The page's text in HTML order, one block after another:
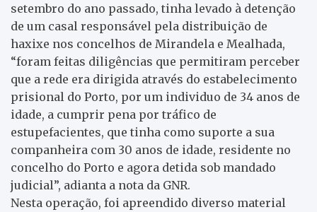
setembro do ano passado, tinha levado à detenção
de um casal responsável pela distribuição de
haxixe nos concelhos de Mirandela e Mealhada,
“foram feitas diligências que permitiram perceber
que a rede era dirigida através do estabelecimento
prisional do Porto, por um individuo de 34 anos de
idade, a cumprir pena por tráfico de
estupefacientes, que tinha como suporte a sua
companheira com 30 anos de idade, residente no
concelho do Porto e agora detida sob mandado
judicial”, adianta a nota da GNR.
Nesta operação, foi apreendido diverso material